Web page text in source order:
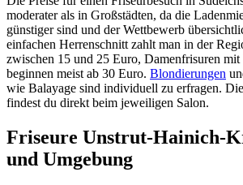
moderater als in Großstädten, da die
günstiger sind und der Wettbewerb
einfachen Herrenschnitt zahlt man in der
zwischen 15 und 25 Euro, Damenfrisuren mit
beginnen meist ab 30 Euro. Blondierungen
wie Balayage sind individuell zu erfragen.
findest du direkt beim jeweiligen Salon.
Friseure Unstrut-Hainich-
und Umgebung